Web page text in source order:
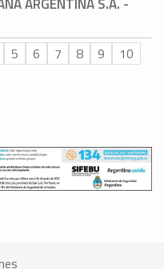
ARGENTINA S.A. -
5 6 7 8 9
10